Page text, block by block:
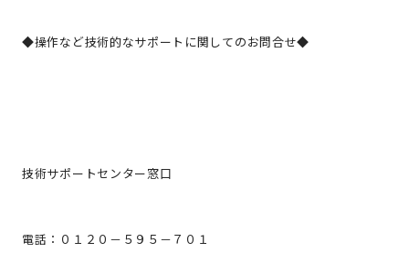
◆操作など技術的なサポートに関してのお問合せ◆
技術サポートセンター窓口
電話：０１２０－５９５－７０１